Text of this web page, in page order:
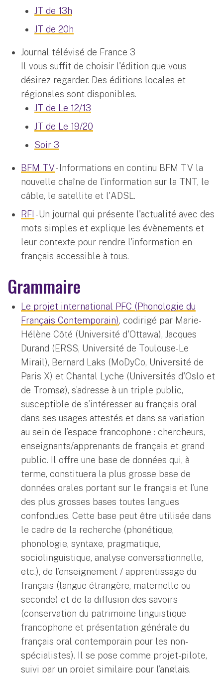
JT de 13h
JT de 20h
Journal télévisé de France 3
Il vous suffit de choisir l'édition que vous
désirez regarder. Des éditions locales et
régionales sont disponibles.
JT de Le 12/13
JT de Le 19/20
Soir 3
BFM TV- Informations en continu BFM TV la
nouvelle chaîne de l’information sur la TNT, le
câble, le satellite et l'ADSL.
RFI - Un journal qui présente l'actualité avec des
mots simples et explique les évènements et
leur contexte pour rendre l'information en
français accessible à tous.
Grammaire
Le projet international PFC (Phonologie du
Français Contemporain), codirigé par Marie-
Hélène Côté (Université d'Ottawa), Jacques
Durand (ERSS, Université de Toulouse-Le
Mirail), Bernard Laks (MoDyCo, Université de
Paris X) et Chantal Lyche (Universités d'Oslo et
de Tromsø), s’adresse à un triple public,
susceptible de s’intéresser au français oral
dans ses usages attestés et dans sa variation
au sein de l’espace francophone : chercheurs,
enseignants/apprenants de français et grand
public. Il offre une base de données qui, à
terme, constituera la plus grosse base de
données orales portant sur le français et l'une
des plus grosses bases toutes langues
confondues. Cette base peut être utilisée dans
le cadre de la recherche (phonétique,
phonologie, syntaxe, pragmatique,
sociolinguistique, analyse conversationnelle,
etc.), de l’enseignement / apprentissage du
français (langue étrangère, maternelle ou
seconde) et de la diffusion des savoirs
(conservation du patrimoine linguistique
francophone et présentation générale du
français oral contemporain pour les non-
spécialistes). Il se pose comme projet-pilote,
suivi par un projet similaire pour l’anglais,